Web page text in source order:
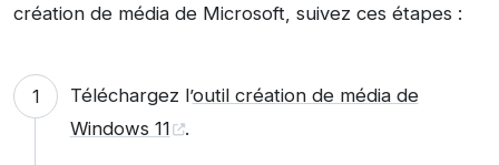
création de média de Microsoft, suivez ces étapes :
Téléchargez l’outil création de média de
Windows 11
.